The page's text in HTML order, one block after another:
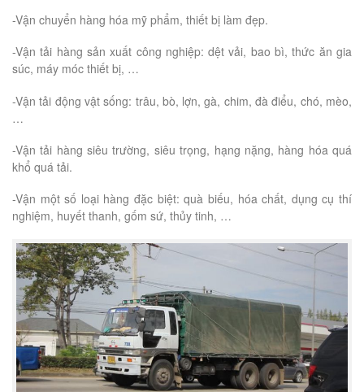
-Vận chuyển hàng hóa mỹ phẩm, thiết bị làm đẹp.
-Vận tải hàng sản xuất công nghiệp: dệt vải, bao bì, thức ăn gia
súc, máy móc thiết bị, …
-Vận tải động vật sống: trâu, bò, lợn, gà, chim, đà điểu, chó, mèo,
…
-Vận tải hàng siêu trường, siêu trọng, hạng nặng, hàng hóa quá
khổ quá tải.
-Vận một số loại hàng đặc biệt: quà biếu, hóa chất, dụng cụ thí
nghiệm, huyết thanh, gốm sứ, thủy tinh, …